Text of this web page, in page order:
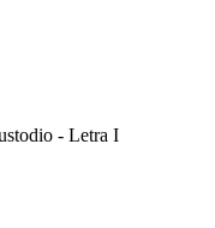
- Letra I